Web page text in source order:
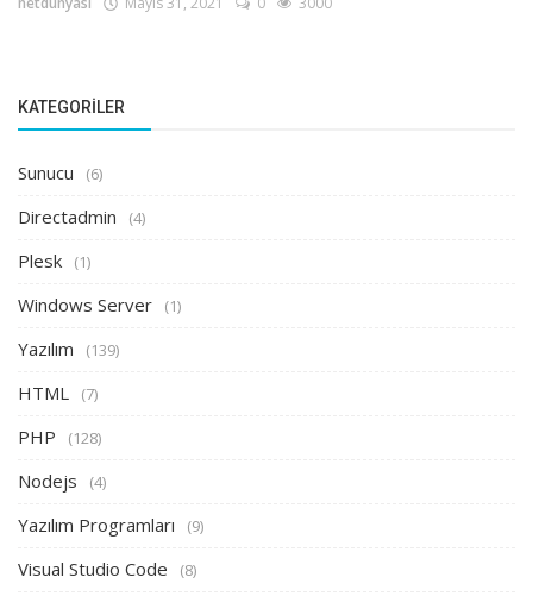
KATEGORILER
Sunucu (6)
Directadmin (4)
Plesk (1)
Windows Server (1)
Yazılım (139)
HTML (7)
PHP (128)
Nodejs (4)
Yazılım Programları (9)
Visual Studio Code (8)